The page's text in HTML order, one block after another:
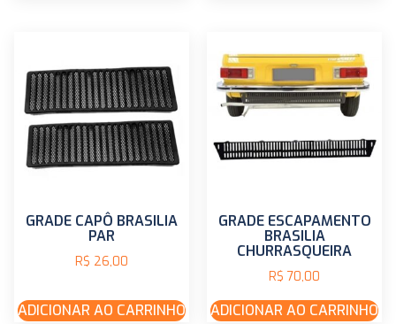
GRADE CAPÔ BRASILIA
PAR
R$ 26,00
ADICIONAR AO CARRINHO
GRADE ESCAPAMENTO
BRASILIA
CHURRASQUEIRA
R$ 70,00
ADICIONAR AO CARRINHO